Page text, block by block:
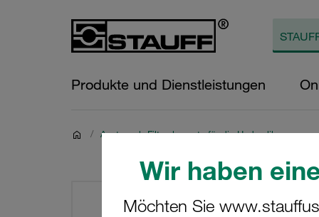
Wir haben
Möchten Sie
Produkte und Dienstleistungen
/ Austausch-Filterelemente für die Hydraulik